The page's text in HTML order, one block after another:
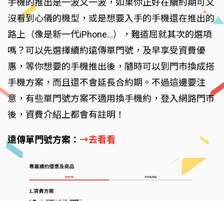
手機的推出是一波又一波，如果你正好在續約期可又
沒看到心儀的機型，或是想要入手的手機還在推出的
路上（像是新一代iPhone…），難道屈就其次的選項
嗎？可以先選擇續約遠傳單門號，及早享受資費優
惠，等你想要的手機推出後，隨時可以到門市換成搭
手機方案，而且還不會延長合約期。不過這邊要注
意，有些單門號方案不適用換手機約，登入網路門市
後，資費介紹上都會有註明！
遠傳單門號方案： →去看看